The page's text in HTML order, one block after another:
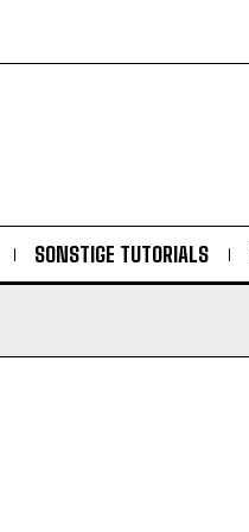
SONSTIGE TUTORIALS